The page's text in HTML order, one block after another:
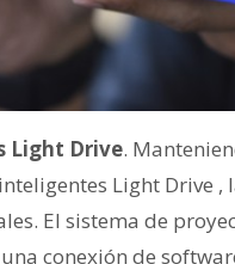
Light Drive.
Light Drive
El sistema de
conexión de